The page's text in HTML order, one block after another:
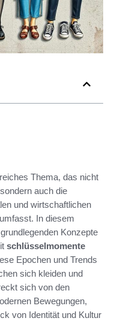
Thema, das nicht
auch die
und wirtschaftlichen
umfasst. In diesem
Konzepte
schlüsselmomente
Epochen und Trends
sich kleiden und
sich von den
Bewegungen,
von Identität und Kultur